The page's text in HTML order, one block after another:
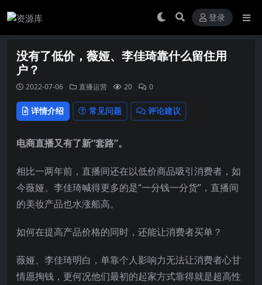
登录
没有了低价，薇娅、李佳琦靠什么留住用
户？
2022-07-06 直播运营 20 0
详情介绍 常见问题 评论建议
电商直播又有了新“套路”。
相比一两年前，直播间还在以低价商品吸引消费者，如
今薇娅、李佳琦喊得更多的是“一分钱一分货”，直播间
的美妆产品也水涨船高。
如何在提高产品价格的同时，还能让消费者买单？
薇娅、李佳琦明白，单靠个人影响力无法让消费者心甘
情愿掏钱，更何况他们最初的起家方式靠得就是超高性